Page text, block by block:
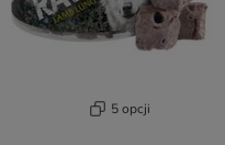
5 opcji